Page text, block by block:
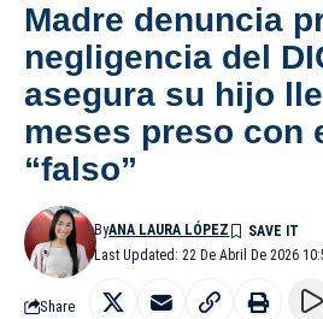
Madre denuncia
negligencia del
asegura su hijo
meses preso con
“falso”
Last Updated: 22 De Abril De 2026
ByANA LAURA LÓPEZ
Share